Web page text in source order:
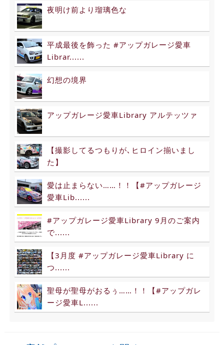
夜明け前より瑠璃色な
平成最後を飾った #アップガレージ愛車
Librar......
幻想の境界
アップガレージ愛車Library アルテッツァ
【撮影してるつもりが､ヒロイン揃いまし
た】
愛は止まらない……！！【#アップガレージ
愛車Lib......
#アップガレージ愛車Library 9月のご案内
で......
【3月度 #アップガレージ愛車Library に
つ......
聖母が聖母がおるぅ……！！【#アップガレ
ージ愛車L......